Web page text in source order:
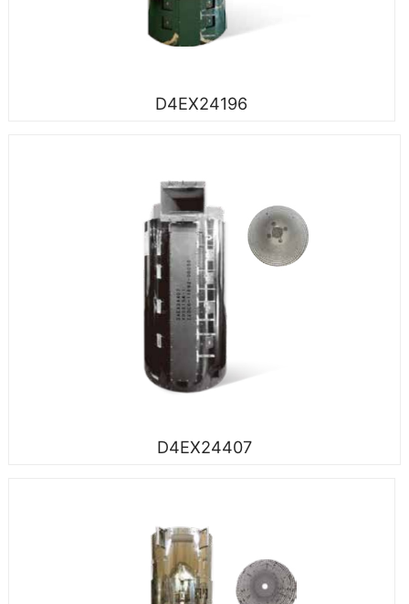
D4EX24196
D4EX24407